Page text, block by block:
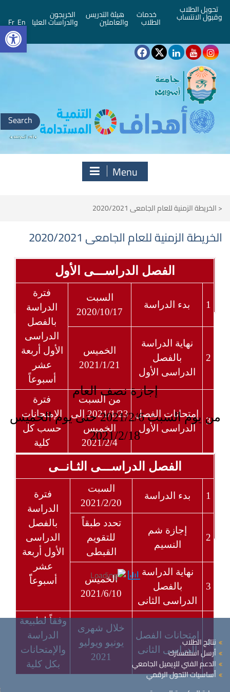
تحويل الطلاب
وقبول الانتساب خدمات
الطلاب
هيئة التدريس
والعاملين
الخريجون
والدراسات العليا En
Fr
Search
for:
Menu
<الخريطة الزمنية للعام الجامعى 2020/2021
الخريطة الزمنية للعام الجامعى 2020/2021
الفصل الدراســـى الأول
فترة
الدراسة
بالفصل
الدراسى
الأول أربعة
عشر
أسبوعاً
السبت
2020/10/17
بدء الدراسة 1
الخميس
2021/1/21
نهاية الدراسة
بالفصل
الدراسى الأول
2
فترة
الإمتحانات
حسب كل
كلية
من السبت
2021/1/23 إلى
الخميس
2021/2/4
إمتحانات الفصل
الدراسى الأول
3
إجازة نصف العام
من يوم السبت 2021/2/6 حتى يوم الخميس
2021/2/18
الفصل الدراســـى الثـانــى
فترة
الدراسة
بالفصل
الدراسى
الأول أربعة
عشر
أسبوعاًً
السبت
2021/2/20
بدء الدراسة 1
تحدد طبقاً
للتقويم
القبطى
إجازة شم
النسيم
2
الخميس
2021/6/10
نهاية الدراسة
بالفصل
الدراسى الثانى
3
وفقاً لطبيعة
الدراسة
والإمتحانات
بكل كلية
خلال شهرى
يونيو ويوليو
2021
إمتحانات الفصل
الدراسى الثانى
4
نتائج الطلاب
أرسل استفسارك
الدعم الفني للإيميل الجامعي
أساسيات التحول الرقمي